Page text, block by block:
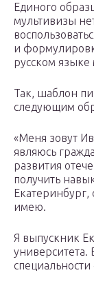
Единого
мультивизы
и
русском языке
Так, шаблон
следующим
«Меня зовут
являюсь
развития
получить
имею.
Я выпускник
университета.
специальности